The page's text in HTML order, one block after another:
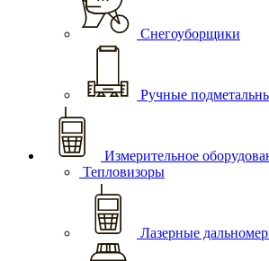
Снегоуборщики
Ручные
Измерительное
Тепловизоры
Лазерные